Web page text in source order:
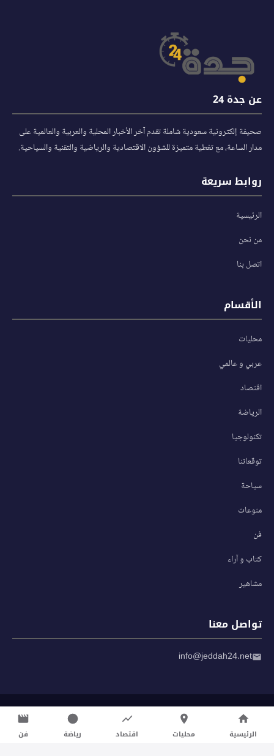
عن جدة 24
صحيفة إلكترونية سعودية شاملة تقدم آخر الأخبار المحلية والعربية والعالمية على
مدار الساعة، مع تغطية متميزة للشؤون الاقتصادية والرياضية والتقنية والسياحية.
روابط سريعة
الرئيسية
من نحن
اتصل بنا
الأقسام
محليات
عربي و عالمي
اقتصاد
الرياضة
تكنولوجيا
توقعاتنا
سياحة
منوعات
فن
كتاب و آراء
مشاهير
تواصل معنا
info@jeddah24.net
سياسة الخصوصية
شروط الاستخدام
الرئيسية محليات اقتصاد رياضة فن